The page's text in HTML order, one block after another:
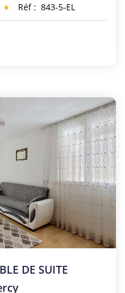
Réf : 843-5-EL
DE SUITE